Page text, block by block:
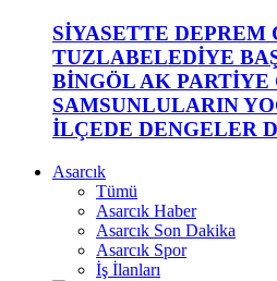
SİYASETTE DEPREM
TUZLABELEDİYE
BİNGÖL AK PARTİYE
SAMSUNLULARIN
İLÇEDE DENGELER
Asarcık
Tümü
Asarcık Haber
Asarcık Son Dakika
Asarcık Spor
İş İlanları